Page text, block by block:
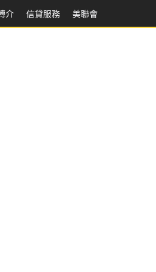
介 信貸服務 美聯會